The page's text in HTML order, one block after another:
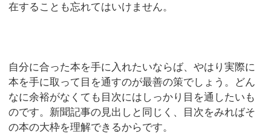
在することも忘れてはいけません。
自分に合った本を手に入れたいならば、やはり実際に
本を手に取って目を通すのが最善の策でしょう。どん
なに余裕がなくても目次にはしっかり目を通したいも
のです。新聞記事の見出しと同じく、目次をみればそ
の本の大枠を理解できるからです。